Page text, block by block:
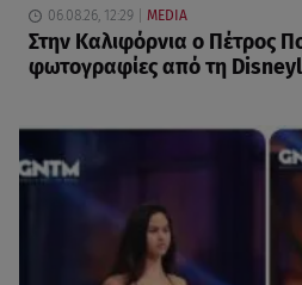
06.08.26, 12:29 MEDIA
Στην Καλιφόρνια ο Πέτρος
φωτογραφίες από τη